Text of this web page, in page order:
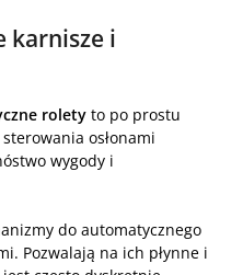
karnisze i
rolety to po prostu
osłonami
wygody i
do automatycznego
Pozwalają na ich płynne i